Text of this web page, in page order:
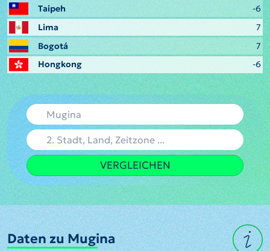
Taipeh
-6
Lima
7
Bogotá
7
Hongkong
-6
VERGLEICHEN
Daten zu Mugina